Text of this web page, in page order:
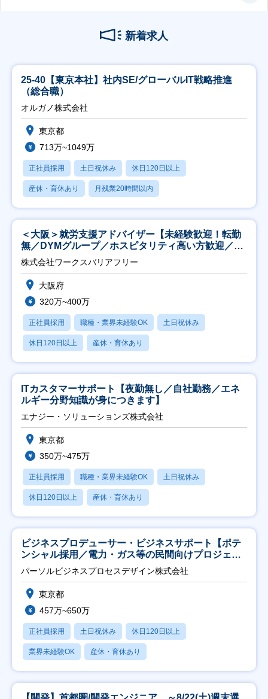
新着求人
25-40【東京本社】社内SE/グローバルIT戦略推進
（総合職）
オルガノ株式会社
東京都
713万~1049万
正社員採用 土日祝休み 休日120日以上
産休・育休あり 月残業20時間以内
＜大阪＞就労支援アドバイザー【未経験歓迎！転勤
無／DYMグループ／ホスピタリティ高い方歓迎／土
日祝】
株式会社ワークスバリアフリー
大阪府
320万~400万
正社員採用 職種・業界未経験OK 土日祝休み
休日120日以上 産休・育休あり
ITカスタマーサポート【夜勤無し／自社勤務／エネ
ルギー分野知識が身につきます】
エナジー・ソリューションズ株式会社
東京都
350万~475万
正社員採用 職種・業界未経験OK 土日祝休み
休日120日以上 産休・育休あり
ビジネスプロデューサー・ビジネスサポート【ポテ
ンシャル採用／電力・ガス等の民間向けプロジェク
ト推進】
パーソルビジネスプロセスデザイン株式会社
東京都
457万~650万
正社員採用 土日祝休み 休日120日以上
業界未経験OK 産休・育休あり